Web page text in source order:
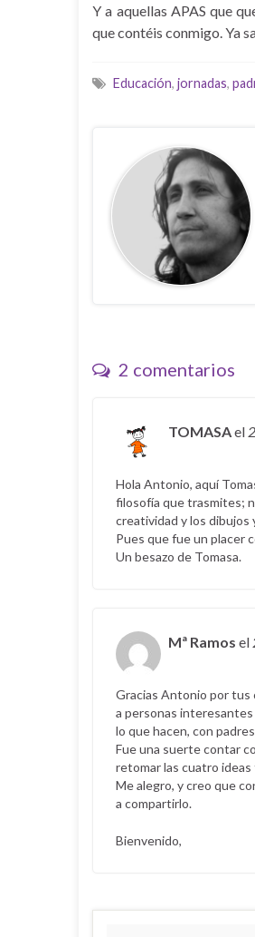
Y a aquellas APAS que
que contéis conmigo. Ya
Educación, jornadas,
2 comentarios
TOMASAel
Hola Antonio, aquí
filosofía que trasmites;
creatividad y los dibujos
Pues que fue un placer
Un besazo de Tomasa.
Mª Ramos el
Gracias Antonio por tus
a personas interesantes
lo que hacen, con
Fue una suerte contar
retomar las cuatro
Me alegro, y creo que
a compartirlo.
Bienvenido,